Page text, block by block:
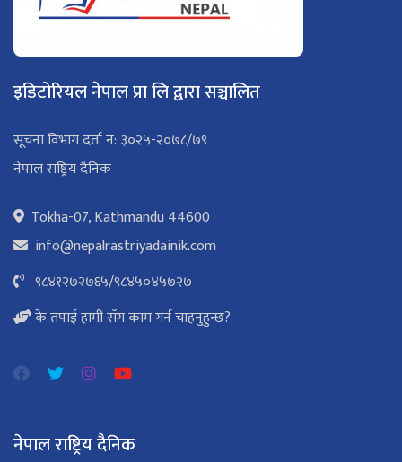
इडिटोरियल नेपाल प्रा लि द्वारा सञ्चालित
सूचना विभाग दर्ता न: ३०२५-२०७८/७९
नेपाल राष्ट्रिय दैनिक
Tokha-07, Kathmandu 44600
info@nepalrastriyadainik.com
९८४१२७२७६५/९८४५०४५७२७
के तपाई हामी सँग काम गर्न चाहनुहुन्छ?
नेपाल राष्ट्रिय दैनिक